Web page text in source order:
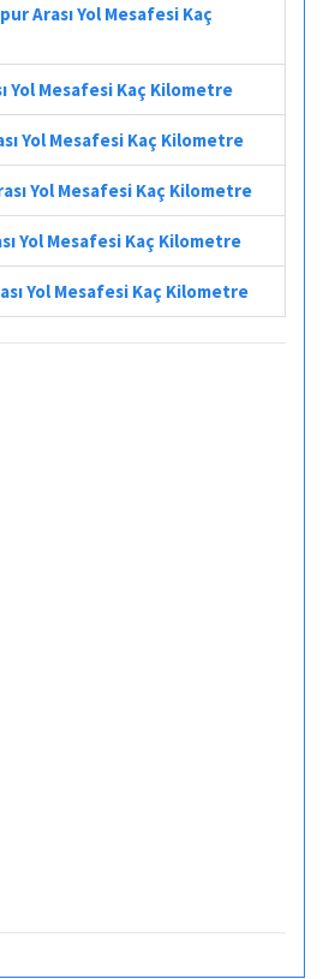
Arası Yol Mesafesi Kaç
Yol Mesafesi Kaç Kilometre
Yol Mesafesi Kaç Kilometre
Yol Mesafesi Kaç Kilometre
Yol Mesafesi Kaç Kilometre
Yol Mesafesi Kaç Kilometre